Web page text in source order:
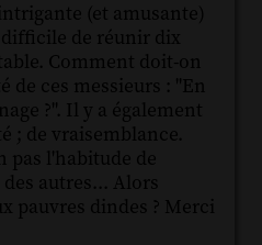
(et amusante)
difficile de réunir dix
Comment doit-on
de ces messieurs : "En
?". Il y a également
; de vraisemblance.
pas l'habitude de
autres... Alors
pauvres dindes ? Merci